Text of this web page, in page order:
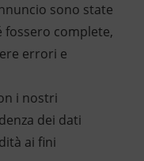
sono state
fossero complete,
errori e
i nostri
dei dati
ai fini